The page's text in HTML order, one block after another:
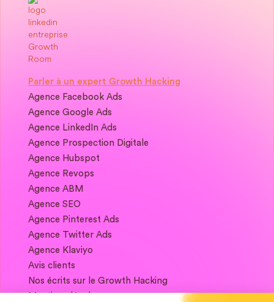
Parler à un expert Growth Hacking
Agence Facebook Ads
Agence Google Ads
Agence LinkedIn Ads
Agence Prospection Digitale
Agence Hubspot
Agence Revops
Agence ABM
Agence SEO
Agence Pinterest Ads
Agence Twitter Ads
Agence Klaviyo
Avis clients
Nos écrits sur le Growth Hacking